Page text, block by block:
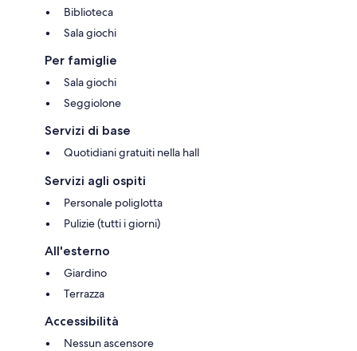
Biblioteca
Sala giochi
Per famiglie
Sala giochi
Seggiolone
Servizi di base
Quotidiani gratuiti nella hall
Servizi agli ospiti
Personale poliglotta
Pulizie (tutti i giorni)
All'esterno
Giardino
Terrazza
Accessibilità
Nessun ascensore